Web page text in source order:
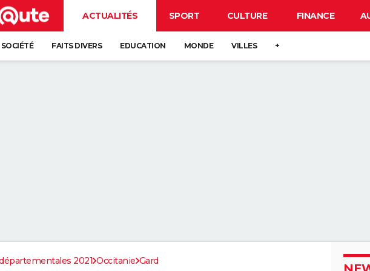
ACTUALITÉS SPORT CULTURE FINANCE
SOCIÉTÉ FAITS DIVERS EDUCATION MONDE VILLES +
2021 Occitanie Gard